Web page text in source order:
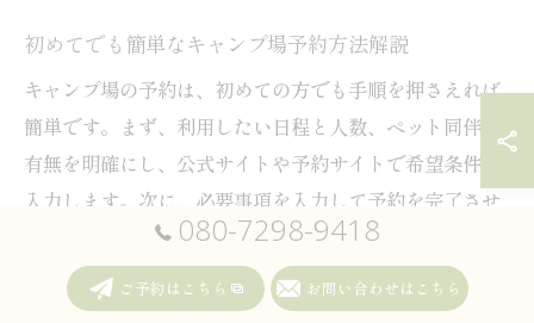
初めてでも簡単なキャンプ場予約方法解説
キャンプ場の予約は、初めての方でも手順を押さえれば
簡単です。まず、利用したい日程と人数、ペット同伴の
有無を明確にし、公式サイトや予約サイトで希望条件を
入力します。次に、必要事項を入力して予約を完了させ
ます。阿蘇市小里エリアのキャンプ場では、インターネ
ット予約が主流で、手軽に希望の区画を選べるのが特徴
です。事前に設備やペット可否を確認することが、快適
080-7298-9418
ご予約はこちら お問い合わせはこちら